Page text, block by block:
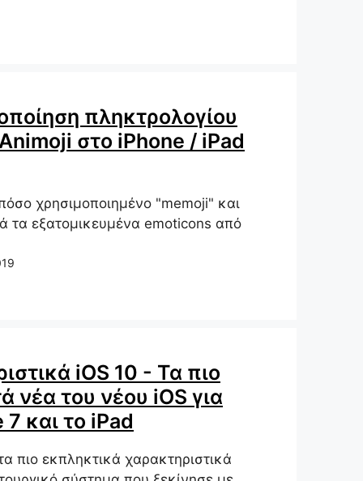
πληκτρολογίου
στο iPhone / iPad
χρησιμοποιημένο "memoji" και
τα εξατομικευμένα emoticons από
iOS 10 - Τα πιο
νέα του νέου iOS για
7 και το iPad
πιο εκπληκτικά χαρακτηριστικά